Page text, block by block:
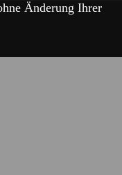
Änderung Ihrer